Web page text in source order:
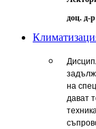
доц. д-
на
дават